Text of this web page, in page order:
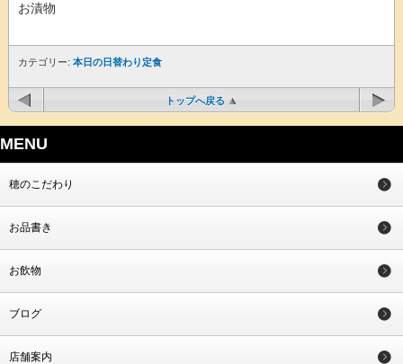
お漬物
カテゴリー: 本日の日替わり定食
トップへ戻る
MENU
穂のこだわり
お品書き
お飲物
ブログ
店舗案内